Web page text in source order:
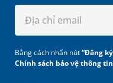
Bằng cách nhấn nút“Đăng
Chính sách bảo vệ thông tin